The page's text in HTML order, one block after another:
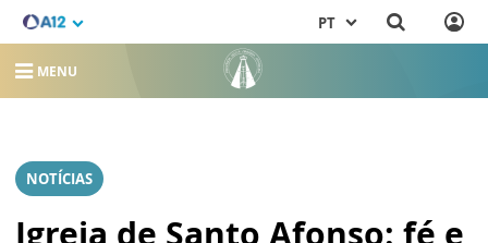
PT
MENU
NOTÍCIAS
Igreja de Santo Afonso: fé e